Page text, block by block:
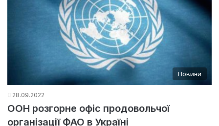
Новини
28.09.2022
ООН розгорне офіс продовольчої
організації ФАО в Україні